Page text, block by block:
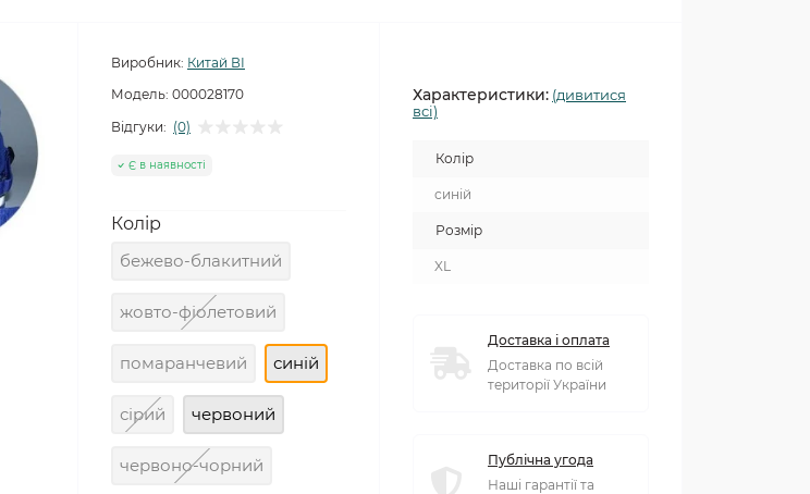
Виробник: Китай ВІ
Модель: 000028170
Відгуки: (0)
Є в наявності
Колір
бежево-блакитний
жовто-фіолетовий
помаранчевий синій
сірий червоний
червоно-чорний
Характеристики: (дивитися
всі)
Колір
синій
Розмір
XL
Доставка і оплата
Доставка по всій
території України
Публічна угода
Наші гарантії та